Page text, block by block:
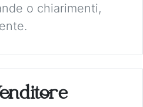
o chiarimenti,